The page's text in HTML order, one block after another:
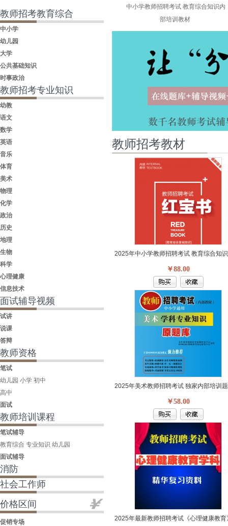
教师招考教育综合
中小学
幼儿园
大学
公共基础知识
时事政治
教师招考专业知识
幼教
语文
数学
英语
音乐
体育
美术
物理
化学
政治
历史
地理
生物
科学
心理健康
信息技术
面试辅导视频
试讲
说课
答辩
教师资格
笔试
幼儿园 小学 初中
高中
面试
教师培训课程
笔试辅导
教育综合 专业知识 幼儿园
面试辅导
消防
社会工作师
价格区间
促销专场
中小学教师招聘考试 教育综合知识内
部培训教材
教师招考教材
￥88.00
￥58.00